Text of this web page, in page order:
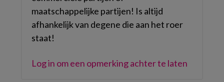
maatschappelijke partijen! Is altijd
afhankelijk van degene die aan het roer
staat!
Log in om een opmerking achter te laten